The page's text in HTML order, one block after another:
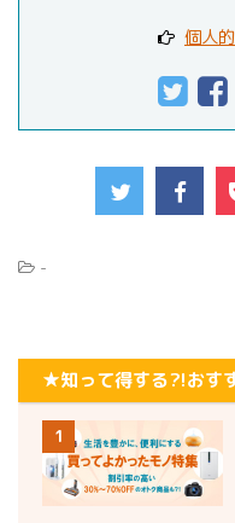
個人
-
★知って得する?!おす
1